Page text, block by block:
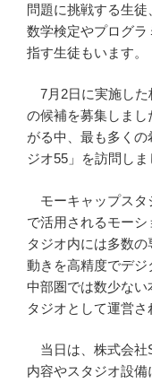
問題に挑戦する生徒
数学検定やプログラ
指す生徒もいます
7月2日に実施した
の候補を募集しま
がる中、最も多く
ジオ55」を訪問しま
モーキャップスタ
で活用されるモー
タジオ内には多数
動きを高精度でデジ
中部圏では数少な
タジオとして運営さ
当日は、株式会社
内容やスタジオ設